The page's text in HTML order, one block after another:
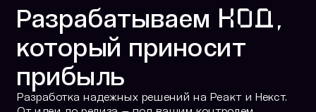
Разрабатываем КОД,
который приносит
прибыль
Разработка надежных решений на Реакт и Некст.